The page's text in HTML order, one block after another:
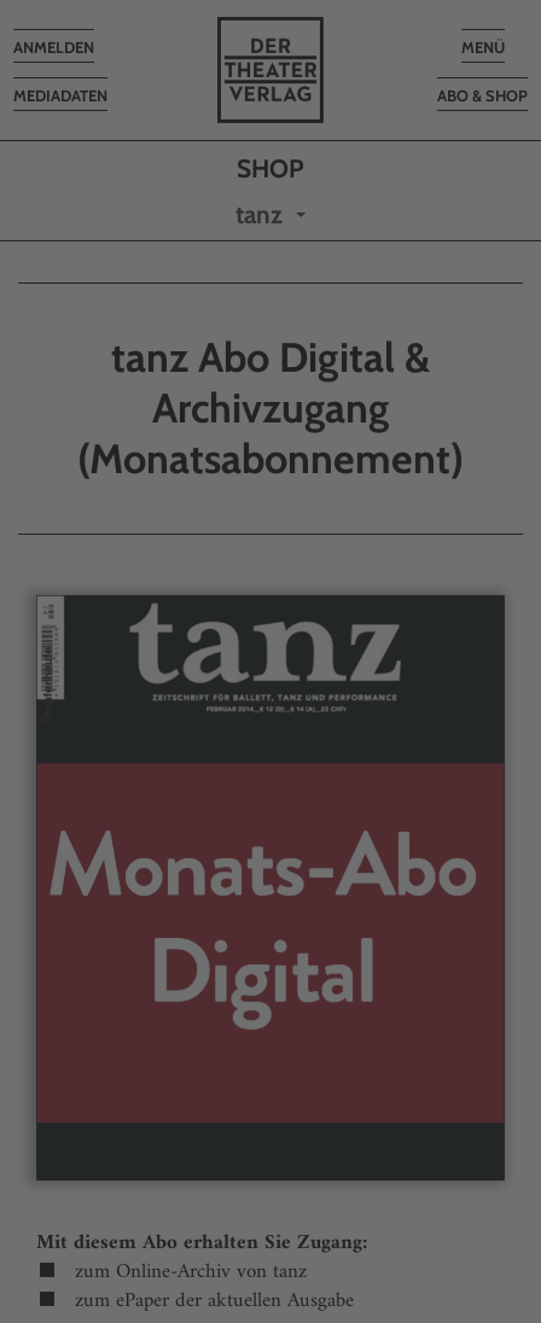
Toggle
MENÜ
ABO & SHOP
MEDIADATEN
Toggle
navigation
ANMELDEN
tanz
tanz Abo Digital &
Archivzugang
(Monatsabonnement)
Mit diesem Abo erhalten Sie Zugang:
zum Online-Archiv von tanz
zum ePaper der aktuellen Ausgabe